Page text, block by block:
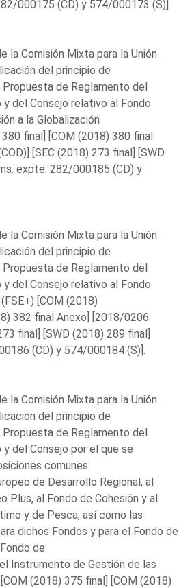
000175 (CD) y 574/000173 (S)].
la Comisión Mixta para la Unión
del principio de
Propuesta de Reglamento del
del Consejo relativo al Fondo
a la Globalización
380 final] [COM (2018) 380 final
[SEC (2018) 273 final] [SWD
expte. 282/000185 (CD) y
la Comisión Mixta para la Unión
del principio de
Propuesta de Reglamento del
del Consejo relativo al Fondo
[COM (2018)
382 final Anexo] [2018/0206
final] [SWD (2018) 289 final]
(CD) y 574/000184 (S)].
la Comisión Mixta para la Unión
del principio de
Propuesta de Reglamento del
del Consejo por el que se
comunes
de Desarrollo Regional, al
Plus, al Fondo de Cohesión y al
y de Pesca, así como las
dichos Fondos y para el Fondo de
de
Instrumento de Gestión de las
(2018) 375 final] [COM (2018)